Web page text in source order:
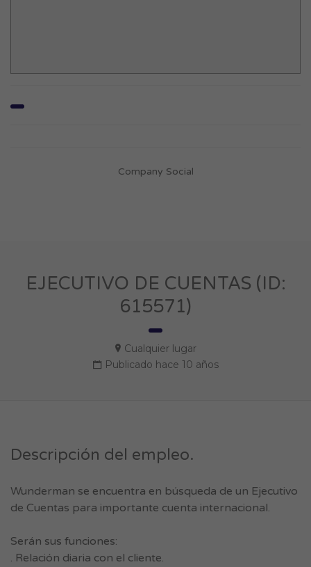
Company Social
EJECUTIVO DE CUENTAS (ID:
615571)
Cualquier lugar
Publicado hace 10 años
Descripción del empleo.
Wunderman se encuentra en búsqueda de un Ejecutivo
de Cuentas para importante cuenta internacional.
Serán sus funciones:
. Relación diaria con el cliente.